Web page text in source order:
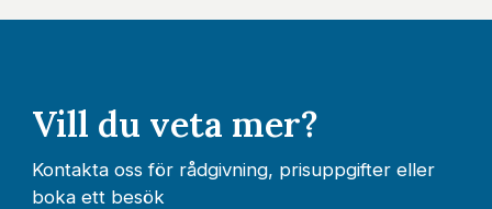
Vill du veta mer?
Kontakta oss för rådgivning, prisuppgifter eller
boka ett besök